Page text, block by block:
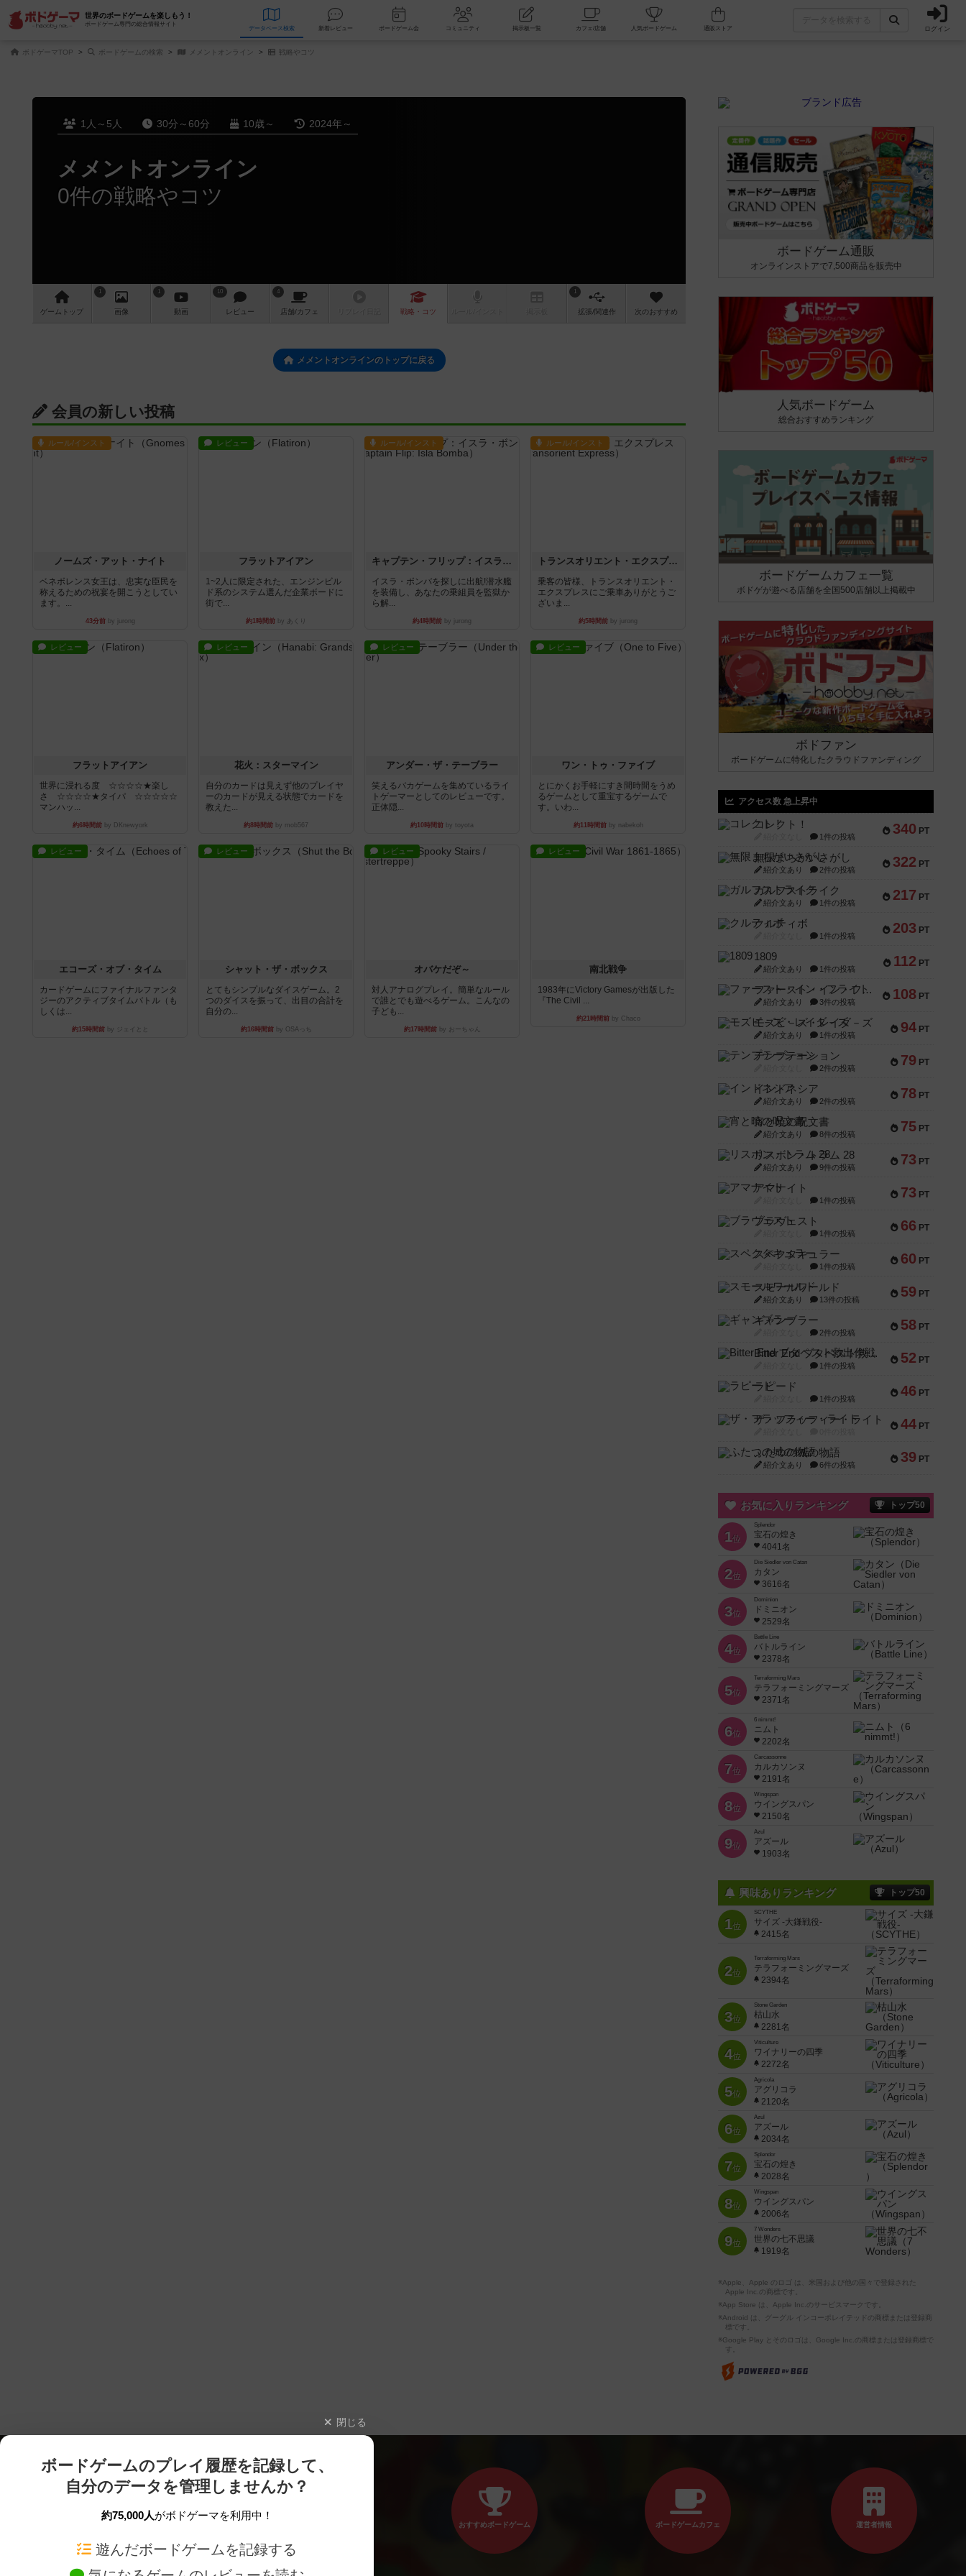
世界のボードゲームを楽しもう！
ボードゲーム専門の総合情報サイト
データベース 検索 新着レビュー ボードゲーム会 コミュニティ 掲示板一覧 カフェ/店舗 人気ボードゲーム ログイン
ボドゲーマTOP ボードゲームの検索 メメントオンライン 戦略やコツ
1人～5人 30分～60分 10歳～ 2024年～
メメントオンライン
0件の戦略やコツ
ゲーム トップ
1
画像
1
動画
10
レビュー
4
店舗/カフェ 戦略 ・コツ
1
拡張/関連作 次のおすすめ
メメントオンラインのトップに戻る
会員の新しい投稿
ルール/インスト
ノームズ・アット・ナイト
ベネボレンス女王は、忠実な臣民を
称えるための祝宴を開こうとしてい
ます。...
43分前by jurong
レビュー
フラットアイアン
1~2人に限定された、エンジンビル
ド系のシステム選んだ企業ボードに
街で...
約1時間前 by あくり
ルール/インスト
キャプテン・フリップ：イスラ・ボンバ
イスラ・ボンバを探しに出航!潜水艦
を装備し、あなたの乗組員を監獄か
ら解...
約4時間前 by jurong
ルール/インスト
トランスオリエント・エクスプレス
乗客の皆様、トランスオリエント・
エクスプレスにご乗車ありがとうご
ざいま...
約5時間前 by jurong
レビュー
フラットアイアン
世界に浸れる度 ☆☆☆☆★楽し
さ ☆☆☆☆★タイパ ☆☆☆☆☆
マンハッ...
約6時間前by DKnewyork
レビュー
花火：スターマイン
自分のカードは見えず他のプレイヤ
ーのカードが見える状態でカードを
教えた...
約8時間前 by mob567
レビュー
アンダー・ザ・テーブラー
笑えるバカゲームを集めているライ
トゲーマーとしてのレビューです。
正体隠...
約10時間前 by toyota
レビュー
ワン・トゥ・ファイブ
とにかくお手軽にすき間時間をうめ
るゲームとして重宝するゲームで
す。いわ...
約11時間前by nabekoh
レビュー
エコーズ・オブ・タイム
カードゲームにファイナルファンタ
ジーのアクティブタイムバトル（も
しくは...
約15時間前by ジェイとと
レビュー
シャット・ザ・ボックス
とてもシンプルなダイスゲーム。2
つのダイスを振って、出目の合計を
自分の...
約16時間前by OSAっち
レビュー
オバケだぞ～
対人アナログプレイ。簡単なルール
で誰とでも遊べるゲーム。こんなの
子ども...
約17時間前by おーちゃん
レビュー
南北戦争
1983年にVictory Gamesが出版した
『The Civil ...
約21時間前by Chaco
ボードゲーム通販
オンラインストアで7,500商品を販売中
人気ボードゲーム
総合おすすめランキング
ボードゲームカフェ一覧
ボドゲが遊べる店舗を全国500店舗以上掲載中
ボドファン
ボードゲームに特化したクラウドファンディング
アクセス数 急上昇中
340 PT
コレクト！
1件の投稿
322 PT
無限まちがいさがし
紹介文あり 2件の投稿
217 PT
ガルフストライク
紹介文あり 1件の投稿
203 PT
クルティボ
1件の投稿
112 PT
1809
紹介文あり 1件の投稿
108 PT
ファースト・イン・フライト
紹介文あり 3件の投稿
94 PT
モズビ－ズ・レイダ－ズ
紹介文あり 1件の投稿
79 PT
テンプテーション
2件の投稿
78 PT
インドネシア
紹介文あり 2件の投稿
75 PT
宵と暁の呪文書
紹介文あり 8件の投稿
73 PT
リスボン・トラム 28
紹介文あり 9件の投稿
73 PT
アマナイト
1件の投稿
66 PT
ブラヴェスト
1件の投稿
60 PT
スペクタキュラー
1件の投稿
59 PT
スモールワールド
紹介文あり 13件の投稿
58 PT
ギャンブラー
2件の投稿
52 PT
Bitter End ブタペスト救出作戦
1件の投稿
46 PT
ラピード
1件の投稿
44 PT
ザ・フラッフィー・ライト
39 PT
ふたつの城の物語
紹介文あり 6件の投稿
お気に入りランキング トップ50
1位
Splendor
宝石の煌き
4041名
2位
Die Siedler von Catan
カタン
3616名
3位
Dominion
ドミニオン
2529名
4位
Battle Line
バトルライン
2378名
5位
Terraforming Mars
テラフォーミングマーズ
2371名
6位
6 nimmt!
ニムト
2202名
7位
Carcassonne
カルカソンヌ
2191名
8位
Wingspan
ウイングスパン
2150名
9位
Azul
アズール
1903名
興味ありランキング トップ50
1位
SCYTHE
サイズ -大鎌戦役-
2415名
2位
Terraforming Mars
テラフォーミングマーズ
2394名
3位
Stone Garden
枯山水
2281名
4位
Viticulture
ワイナリーの四季
2272名
5位
Agricola
アグリコラ
2120名
6位
Azul
アズール
2034名
7位
Splendor
宝石の煌き
2028名
8位
Wingspan
ウイングスパン
2006名
9位
7 Wonders
世界の七不思議
1919名
※Apple、Apple のロゴ は、米国および他の国々で登録された
Apple Inc.の商標です。
※App Store は、Apple Inc.のサービスマークです。
※Android は、グーグル インコーポレイテッドの商標または登録商
標です。
※Google Play とそのロゴは、Google Inc.の商標または登録商標で
す。
閉じる
ボードゲームのプレイ履歴を記録して、
自分のデータを管理しませんか？
約75,000人がボドゲーマを利用中！
遊んだボードゲームを記録する
おすすめボードゲーム ボードゲームカフェ 運営者情報